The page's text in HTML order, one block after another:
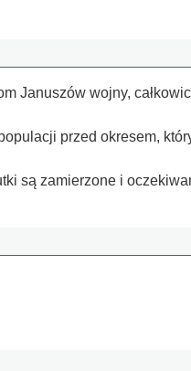
Januszów wojny,
przed okresem,
są zamierzone i